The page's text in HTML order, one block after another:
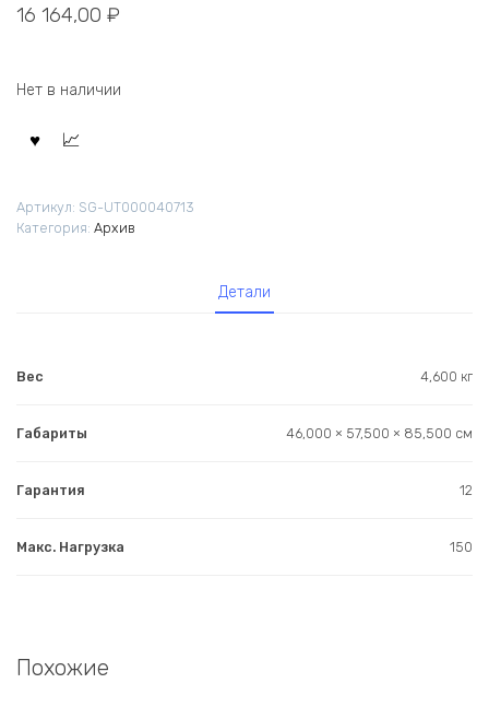
16 164,00 ₽
Нет в наличии
Артикул: SG-UT000040713
Категория: Архив
Детали
Вес 4,600 кг
Габариты 46,000 × 57,500 × 85,500 см
Гарантия 12
Макс. Нагрузка 150
Похожие